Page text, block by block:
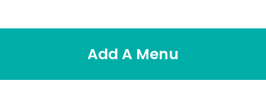
Add A Menu